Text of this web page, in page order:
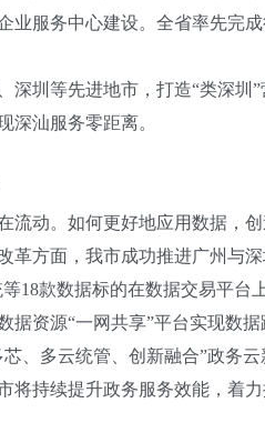
业服务中心建设。全省率先完
圳等先进地市，打造“类深圳”
深汕服务零距离。
动。如何更好地应用数据，创
方面，我市成功推进广州与深
18款数据标的在数据交易平台
源“一网共享”平台实现数据
、多云统管、创新融合”政务
持续提升政务服务效能，着力